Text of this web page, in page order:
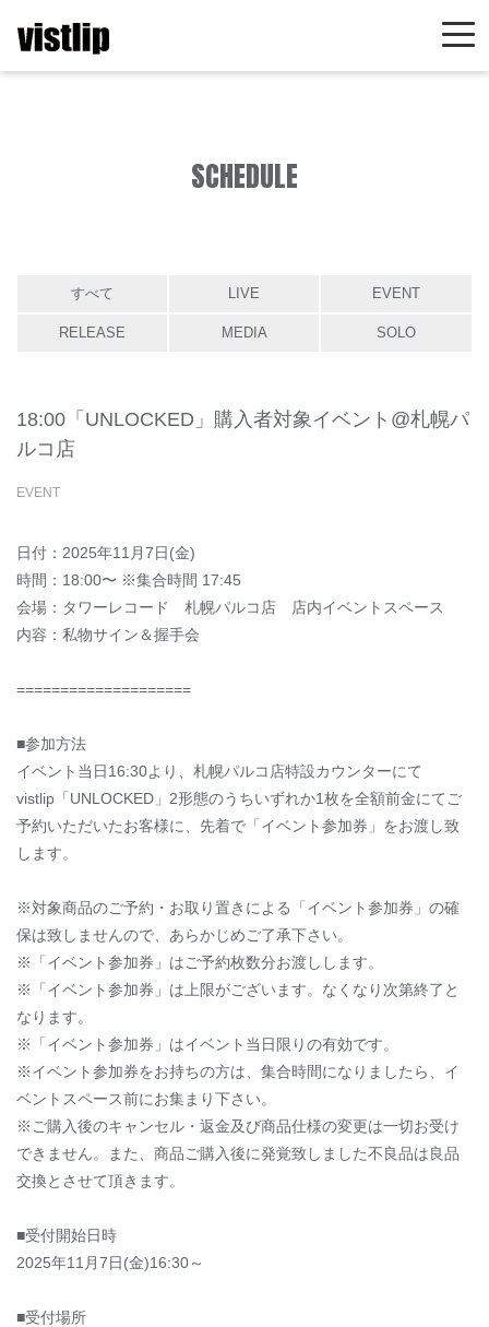
SCHEDULE
すべて LIVE EVENT
RELEASE MEDIA SOLO
18:00「UNLOCKED」購入者対象イベント@札幌パ
ルコ店
EVENT
日付：2025年11月7日(金)
時間：18:00〜 ※集合時間 17:45
会場：タワーレコード 札幌パルコ店 店内イベントスペース
内容：私物サイン＆握手会
====================
■参加方法
イベント当日16:30より、札幌パルコ店特設カウンターにて
vistlip「UNLOCKED」2形態のうちいずれか1枚を全額前金にてご
予約いただいたお客様に、先着で「イベント参加券」をお渡し致
します。
※対象商品のご予約・お取り置きによる「イベント参加券」の確
保は致しませんので、あらかじめご了承下さい。
※「イベント参加券」はご予約枚数分お渡しします。
※「イベント参加券」は上限がございます。なくなり次第終了と
なります。
※「イベント参加券」はイベント当日限りの有効です。
※イベント参加券をお持ちの方は、集合時間になりましたら、イ
ベントスペース前にお集まり下さい。
※ご購入後のキャンセル・返金及び商品仕様の変更は一切お受け
できません。また、商品ご購入後に発覚致しました不良品は良品
交換とさせて頂きます。
■受付開始日時
2025年11月7日(金)16:30～
■受付場所